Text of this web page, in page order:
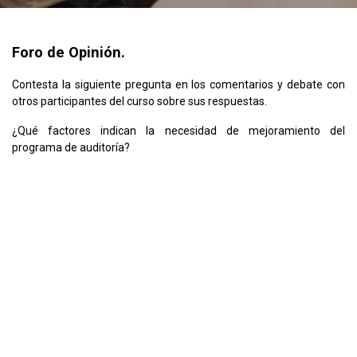
Foro de Opinión.
Contesta la siguiente pregunta en los comentarios y debate con
otros participantes del curso sobre sus respuestas.
¿Qué factores indican la necesidad de mejoramiento del
programa de auditoría?